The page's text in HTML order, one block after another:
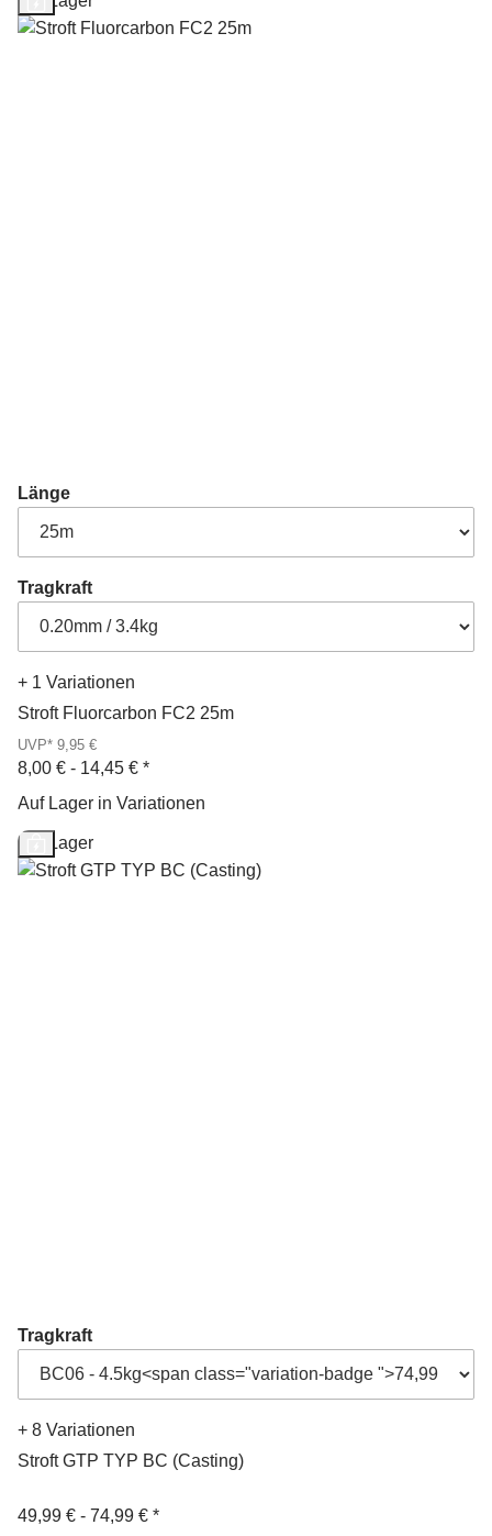
Länge
Tragkraft
+ 1 Variationen
Stroft Fluorcarbon FC2 25m
UVP* 9,95 €
8,00 € - 14,45 € *
Auf Lager in Variationen
Auf Lager
Tragkraft
+ 8 Variationen
Stroft GTP TYP BC (Casting)
49,99 € - 74,99 € *